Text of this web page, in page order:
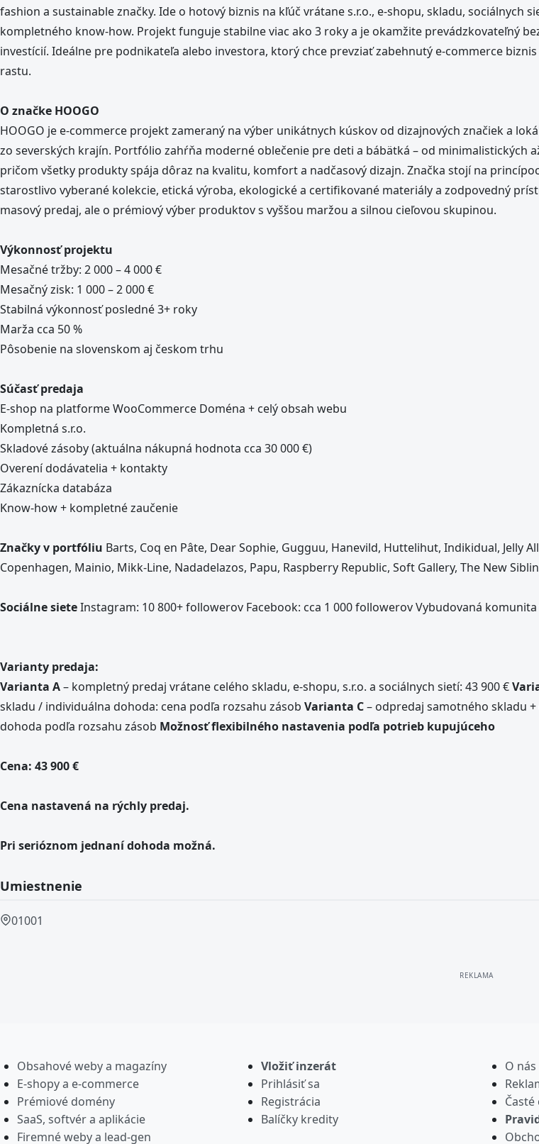
fashion a sustainable značky. Ide o hotový biznis na kľúč vrátane s.r.o., e-shopu, skladu, sociálnych
kompletného know-how. Projekt funguje stabilne viac ako 3 roky a je okamžite prevádzkovateľný
investícií. Ideálne pre podnikateľa alebo investora, ktorý chce prevziať zabehnutý e-commerce
rastu.
O značke HOOGO
HOOGO je e-commerce projekt zameraný na výber unikátnych kúskov od dizajnových značiek a
zo severských krajín. Portfólio zahŕňa moderné oblečenie pre deti a bábätká – od minimalistických
pričom všetky produkty spája dôraz na kvalitu, komfort a nadčasový dizajn. Značka stojí na
starostlivo vyberané kolekcie, etická výroba, ekologické a certifikované materiály a zodpovedný
masový predaj, ale o prémiový výber produktov s vyššou maržou a silnou cieľovou skupinou.
Výkonnosť projektu
Mesačné tržby: 2 000 – 4 000 €
Mesačný zisk: 1 000 – 2 000 €
Stabilná výkonnosť posledné 3+ roky
Marža cca 50 %
Pôsobenie na slovenskom aj českom trhu
Súčasť predaja
E-shop na platforme WooCommerce Doména + celý obsah webu
Kompletná s.r.o.
Skladové zásoby (aktuálna nákupná hodnota cca 30 000 €)
Overení dodávatelia + kontakty
Zákaznícka databáza
Know-how + kompletné zaučenie
Značky v portfóliu Barts, Coq en Pâte, Dear Sophie, Gugguu, Hanevild, Huttelihut, Indikidual, Jelly
Copenhagen, Mainio, Mikk-Line, Nadadelazos, Papu, Raspberry Republic, Soft Gallery, The New
Sociálne sieteInstagram: 10 800+ followerov Facebook: cca 1 000 followerov Vybudovaná
Varianty predaja:
Varianta A– kompletný predaj vrátane celého skladu, e-shopu, s.r.o. a sociálnych sietí: 43 900 €
skladu / individuálna dohoda: cena podľa rozsahu zásob Varianta C– odpredaj samotného skladu
dohoda podľa rozsahu zásob Možnosť flexibilného nastavenia podľa potrieb kupujúceho
Cena: 43 900 €
Cena nastavená na rýchly predaj.
Pri serióznom jednaní dohoda možná.
Umiestnenie
01001
Obsahové weby a magazíny
E-shopy a e-commerce
Prémiové domény
SaaS, softvér a aplikácie
Firemné weby a lead-gen
Vložiť inzerát
Prihlásiť sa
Registrácia
Balíčky kredity
O